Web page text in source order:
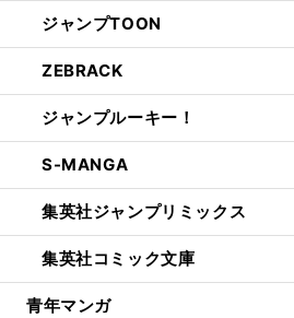
ジャンプTOON
ZEBRACK
ジャンプルーキー！
S-MANGA
集英社ジャンプリミックス
集英社コミック文庫
青年マンガ